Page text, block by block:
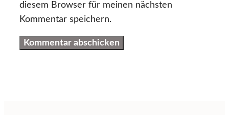
diesem Browser für meinen nächsten
Kommentar speichern.